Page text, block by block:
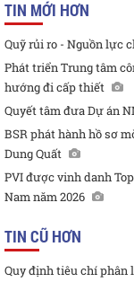
TIN MỚI HƠN
Quỹ rủi ro - Nguồn lực
Phát triển Trung tâm
hướng đi cấp thiết
Quyết tâm đưa Dự án
BSR phát hành hồ sơ
Dung Quất
PVI được vinh danh
Nam năm 2026
TIN CŨ HƠN
Quy định tiêu chí phân